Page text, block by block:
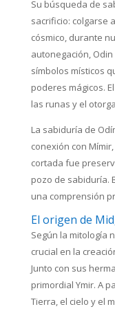
Su búsqueda de
sacrificio: colgarse
cósmico, durante
autonegación,
símbolos místicos
poderes mágicos.
las runas y el
La sabiduría de
conexión con
cortada fue
pozo de sabiduría.
una comprensión
El origen de
Según la mitología
crucial en la
Junto con sus
primordial Ymir. A
Tierra, el cielo y el